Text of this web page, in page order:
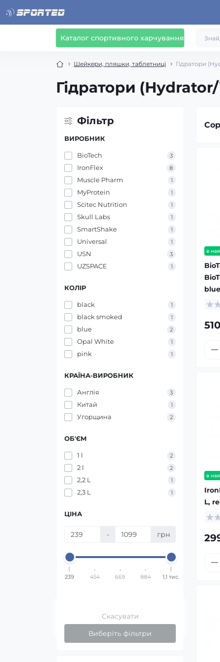
Каталог спортивного харчування
Шейкери, пляшки, таблетниці Гідратори
Гідратори
Фільтр
ВИРОБНИК
BioTech 3
IronFlex 8
Muscle Pharm 1
MyProtein 1
Scitec Nutrition 1
Skull Labs 1
SmartShake 1
Universal 1
USN 3
UZSPACE 1
КОЛІР
black 1
black smoked 1
blue 2
Opal White 1
pink 1
КРАЇНА-ВИРОБНИК
Англія 3
Китай 1
Угорщина 2
ОБ'ЄМ
1 l 2
2 l 2
2,2 L 1
2,3 L 1
ЦІНА
- грн
239 454 669 884 1,1 тис.
Скасувати
Виберіть фільтри
в
в
L,